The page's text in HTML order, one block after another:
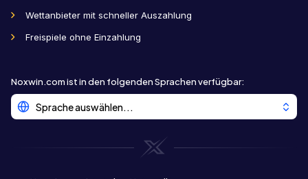
Wettanbieter mit schneller Auszahlung
Freispiele ohne Einzahlung
Noxwin.com ist in den folgenden Sprachen verfügbar:
Sprache auswählen...